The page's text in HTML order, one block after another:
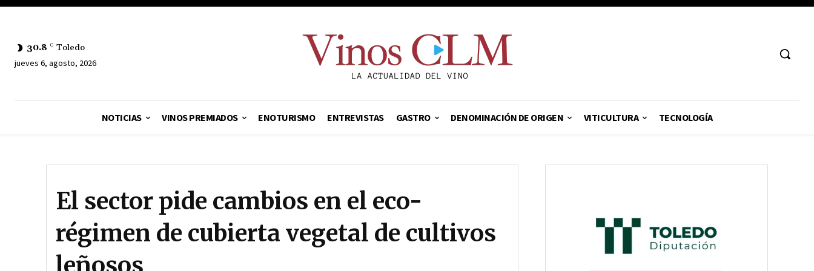
30.8 C Toledo
jueves 6, agosto, 2026
NOTICIAS VINOS PREMIADOS ENOTURISMO ENTREVISTAS GASTRO DENOMINACIÓN DE ORIGEN VITICULTURA TECNOLOGÍA
El sector pide cambios en el eco-
régimen de cubierta vegetal de cultivos
leñosos